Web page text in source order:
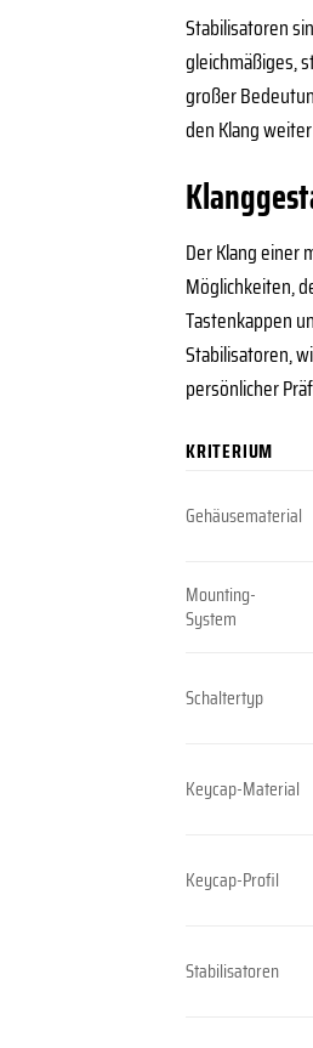
Stabilisatoren
gleichmäßiges,
großer
den Klang
Der Klang einer
Möglichkeiten,
Tastenkappen
Stabilisatoren,
persönlicher
KRITERIUM
Gehäusematerial
Mounting-
System
Schaltertyp
Keycap-Material
Keycap-Profil
Stabilisatoren